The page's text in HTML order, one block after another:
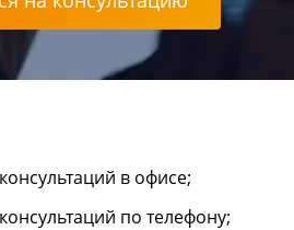
в офисе;
по телефону;